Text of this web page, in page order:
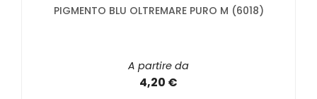
PIGMENTO BLU OLTREMARE PURO M (6018)
A partire da
4,20 €